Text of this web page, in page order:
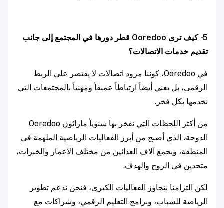
5- كيف ترى Ooredoo قطر دورها في المجتمع إلى جانب
تقديم خدمات الاتصالات؟
في Ooredoo، كوننا مزود اتصالات لا يقتصر على الربط
الرقمي، بل يعني أيضاً ارتباطاً عميقاً ومهنياً بالمجتمعات التي
نخدمها بكل فخر.
من أكثر اللحظات التي نفخر بها سنوياً ماراثون Ooredoo
الدوحة، الذي أصبح من أبرز الفعاليات الرياضية الملهمة في
المنطقة، ويجمع آلاف العدائين من مختلف الأعمار والخبرات،
متحدين في الروح والهدف.
لكن التزامنا يتجاوز الفعاليات الكبرى، فنحن ندعم تطوير
الرياضة للشباب، وبرامج التعليم الرقمي، وشراكات مع